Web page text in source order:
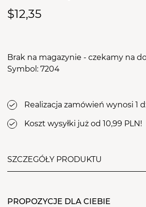
$12,35
Brak na magazynie - czekamy na
Symbol: 7204
Realizacja zamówień wynosi 1
Koszt wysyłki już od 10,99 PLN!
SZCZEGÓŁY PRODUKTU
przywracający skórze naturalne pH,
PROPOZYCJE DLA CIEBIE